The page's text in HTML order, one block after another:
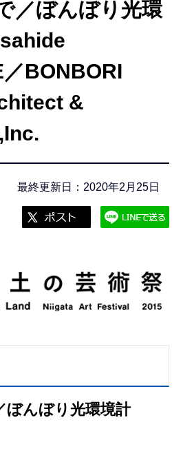
／ぼんぼり光環
BONBORI
&
最終更新日：2020年2月25日
ぼんぼり光環境計